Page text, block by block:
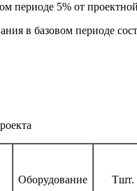
периоде 5% от проектной
в базовом периоде
Оборудование Тшт.